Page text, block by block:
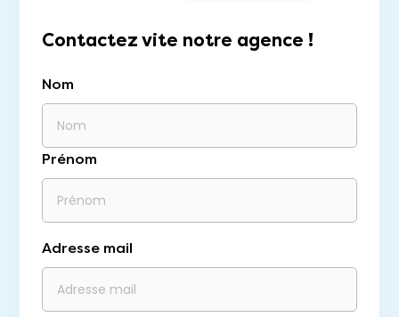
Contactez vite notre agence !
Nom
Prénom
Adresse mail